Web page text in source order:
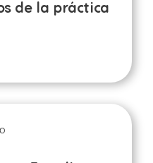
de la práctica